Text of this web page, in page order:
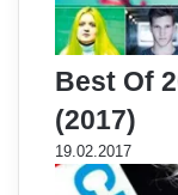
Best Of
(2017)
19.02.2017